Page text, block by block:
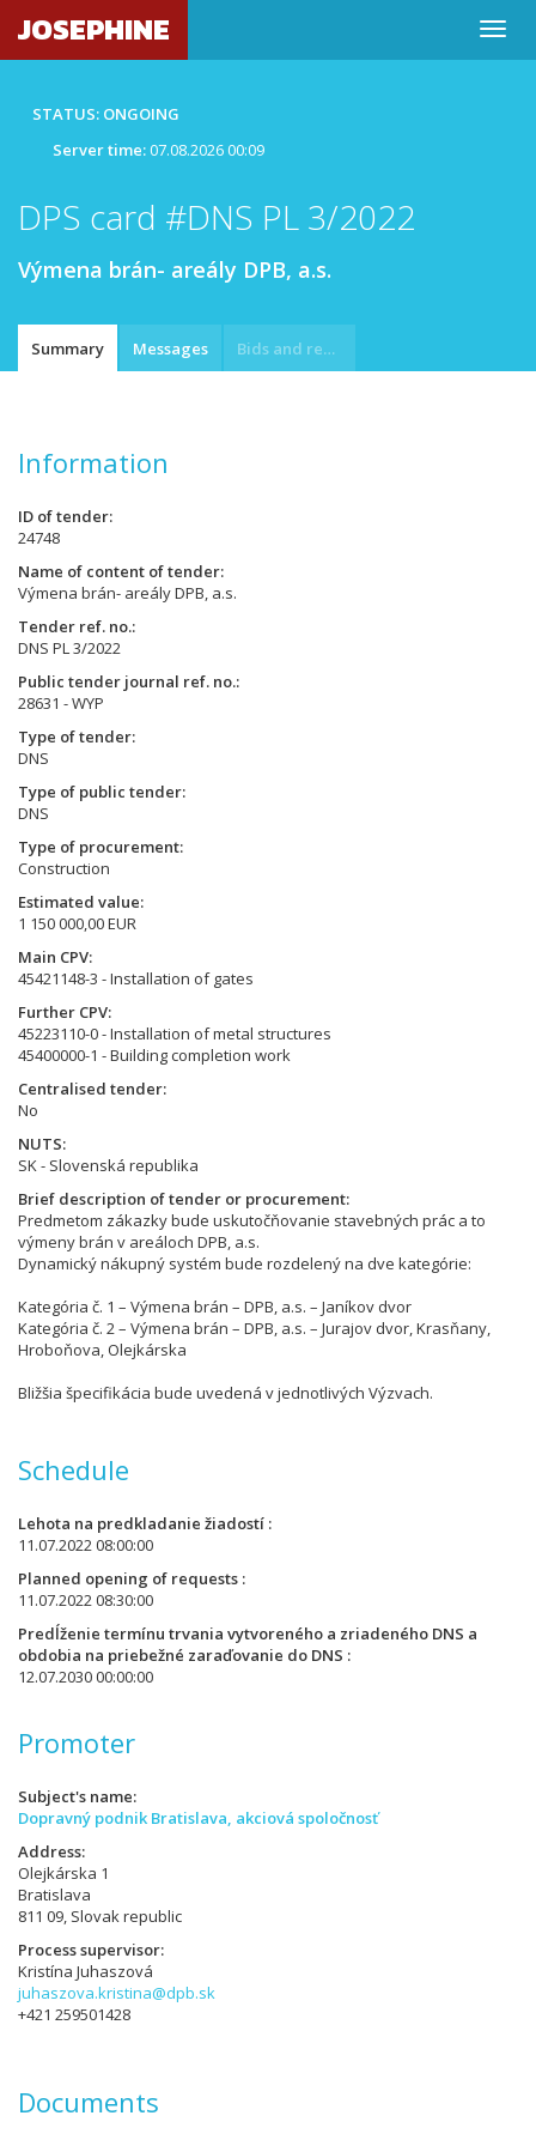
JOSEPHINE
STATUS: ONGOING
Server time:07.08.2026 00:09
DPS card #DNS PL 3/2022
Výmena brán- areály DPB, a.s.
Summary Messages Bids and requests
Information
ID of tender
24748
Name of content of tender
Výmena brán- areály DPB, a.s.
Tender ref. no.
DNS PL 3/2022
Public tender journal ref. no.
28631 - WYP
Type of tender
DNS
Type of public tender
DNS
Type of procurement
Construction
Estimated value
1 150 000,00 EUR
Main CPV
45421148-3 - Installation of gates
Further CPV
45223110-0 - Installation of metal structures
45400000-1 - Building completion work
Centralised tender
No
NUTS
SK - Slovenská republika
Brief description of tender or procurement
Predmetom zákazky bude uskutočňovanie stavebných prác a to
výmeny brán v areáloch DPB, a.s.
Dynamický nákupný systém bude rozdelený na dve kategórie:
Kategória č. 1 – Výmena brán – DPB, a.s. – Janíkov dvor
Kategória č. 2 – Výmena brán – DPB, a.s. – Jurajov dvor, Krasňany,
Hroboňova, Olejkárska
Bližšia špecifikácia bude uvedená v jednotlivých Výzvach.
Schedule
Lehota na predkladanie žiadostí
11.07.2022 08:00:00
Planned opening of requests
11.07.2022 08:30:00
Predĺženie termínu trvania vytvoreného a zriadeného DNS a
obdobia na priebežné zaraďovanie do DNS
12.07.2030 00:00:00
Promoter
Subject's name
Dopravný podnik Bratislava, akciová spoločnosť
Address
Olejkárska 1
Bratislava
811 09, Slovak republic
Process supervisor
Kristína Juhaszová
juhaszova.kristina@dpb.sk
+421 259501428
Documents